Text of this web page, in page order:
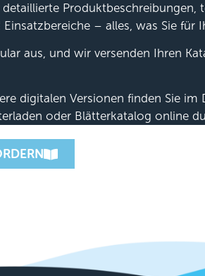
Produktbeschreibungen,
– alles, was Sie für
aus, und wir versenden Ihren
digitalen Versionen finden Sie
oder Blätterkatalog online